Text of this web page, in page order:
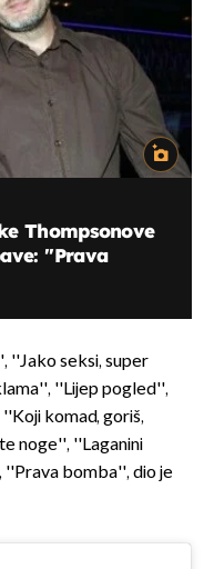
Thompsonove
''Prava
''Jako seksi, super
''Lijep pogled'',
komad, goriš,
noge'', ''Laganini
bomba'', dio je